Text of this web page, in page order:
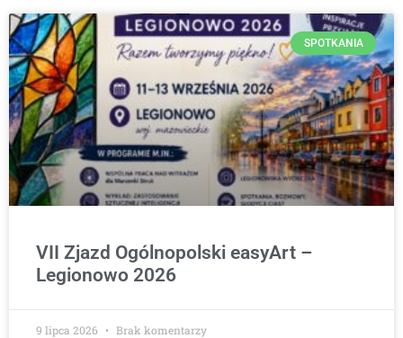
SPOTKANIA
VII Zjazd Ogólnopolski easyArt –
Legionowo 2026
9 lipca 2026 Brak komentarzy